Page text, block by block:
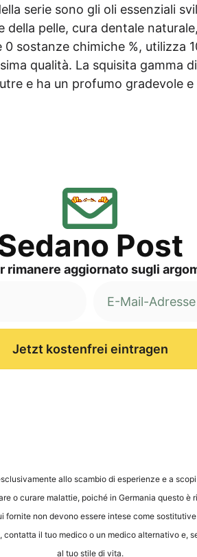
serie sono gli oli essen­zia­li
pel­le, cura den­ta­le
sostan­ze chi­mi­che %, uti­liz­za
qua­li­tà. La squi­si­ta gam­ma
e ha un profu­mo gra­de­vo­le e
Post
rima­ne­re aggior­na­to sug­li
Jetzt kostenfrei eintragen
allo scam­bio di espe­ri­en­ze e a
o cura­re malat­tie, poi­ché in Ger­ma­nia ques­to
for­ni­te non devo­no esse­re inte­se come
il tuo med­ico o un med­ico alter­na­tivo e,
al tuo sti­le di vita.